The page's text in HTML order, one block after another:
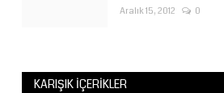
Aralık 15, 2012 0
KARIŞIK İÇERIKLER